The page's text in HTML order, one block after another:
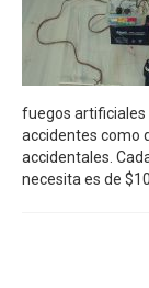
fuegos artificiales
accidentes como
accidentales.
necesita es de